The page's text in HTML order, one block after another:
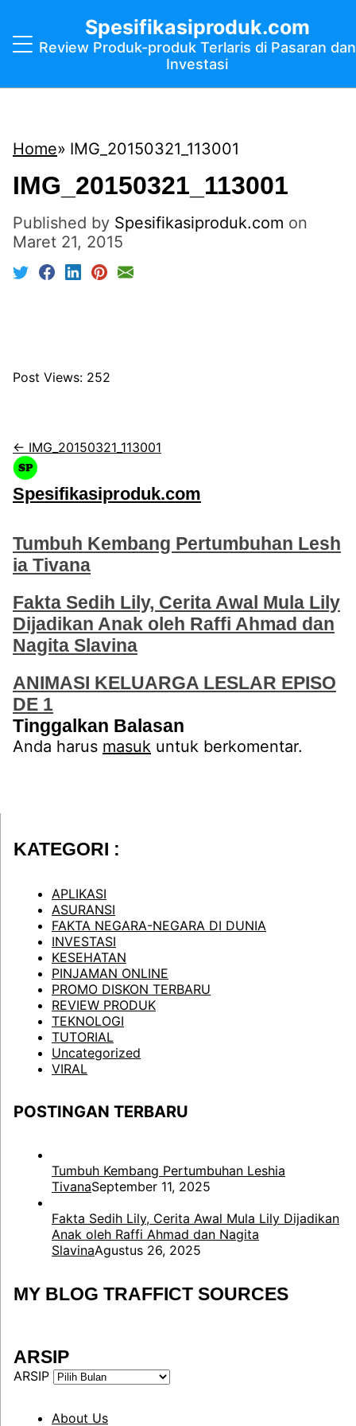
Spesifikasiproduk.com
Review Produk-produk Terlaris di Pasaran dan
Investasi
Home IMG_20150321_113001
IMG_20150321_113001
Published by Spesifikasiproduk.com on
Maret 21, 2015
Post Views: 252
← IMG_20150321_113001
Spesifikasiproduk.com
Tumbuh Kembang Pertumbuhan Lesh
ia Tivana
Fakta Sedih Lily, Cerita Awal Mula Lily
Dijadikan Anak oleh Raffi Ahmad dan
Nagita Slavina
ANIMASI KELUARGA LESLAR EPISO
DE 1
Tinggalkan Balasan
Anda harus masuk untuk berkomentar.
KATEGORI :
APLIKASI
ASURANSI
FAKTA NEGARA-NEGARA DI DUNIA
INVESTASI
KESEHATAN
PINJAMAN ONLINE
PROMO DISKON TERBARU
REVIEW PRODUK
TEKNOLOGI
TUTORIAL
Uncategorized
VIRAL
POSTINGAN TERBARU
Tumbuh Kembang Pertumbuhan Leshia
TivanaSeptember 11, 2025
Fakta Sedih Lily, Cerita Awal Mula Lily Dijadikan
Anak oleh Raffi Ahmad dan Nagita
SlavinaAgustus 26, 2025
MY BLOG TRAFFICT SOURCES
ARSIP
ARSIP
About Us